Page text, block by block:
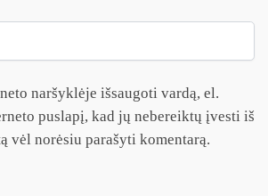
naršyklėje išsaugoti vardą, el.
puslapį, kad jų nebereiktų įvesti iš
vėl norėsiu parašyti komentarą.